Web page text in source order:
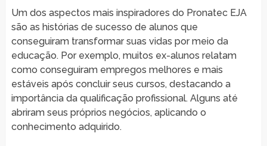
Um dos aspectos mais inspiradores do Pronatec EJA
são as histórias de sucesso de alunos que
conseguiram transformar suas vidas por meio da
educação. Por exemplo, muitos ex-alunos relatam
como conseguiram empregos melhores e mais
estáveis após concluir seus cursos, destacando a
importância da qualificação profissional. Alguns até
abriram seus próprios negócios, aplicando o
conhecimento adquirido.